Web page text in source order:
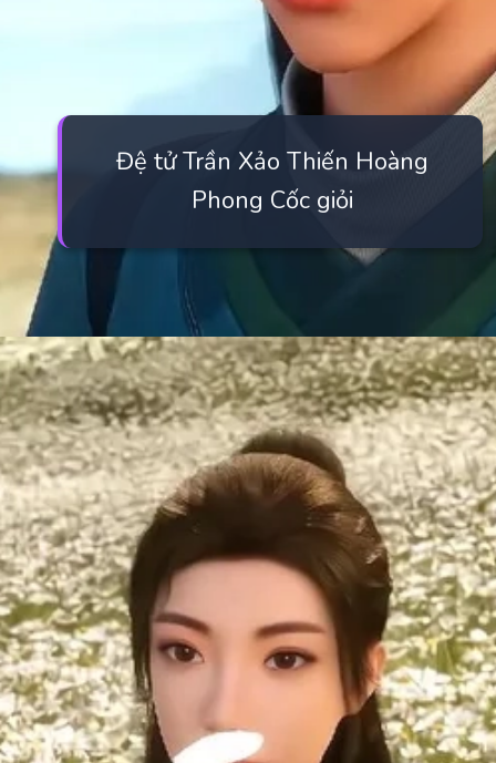
Đệ tử Trần Xảo Thiến Hoàng
Phong Cốc giỏi
Đang mởhttps://manhua.edu.vn/tran-xao-thien